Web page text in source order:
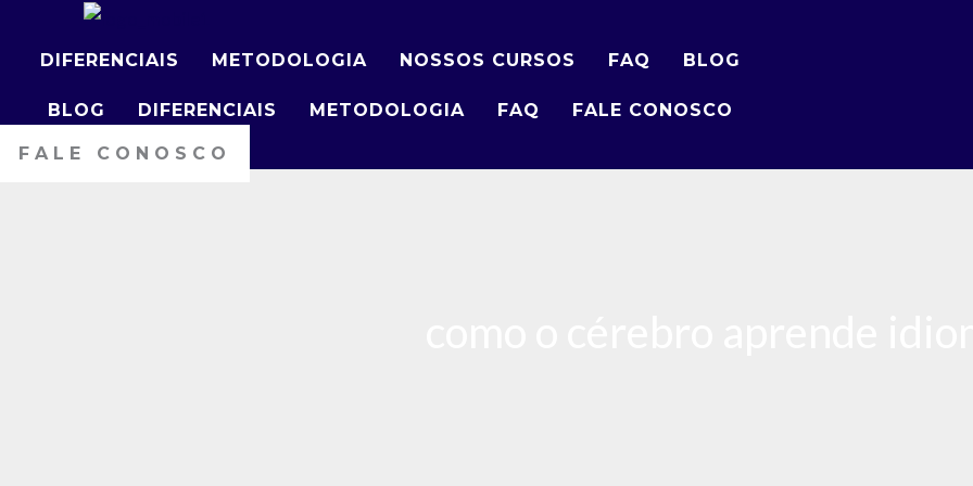
conteúdo
DIFERENCIAIS METODOLOGIA NOSSOS CURSOS FAQ BLOG
BLOG DIFERENCIAIS METODOLOGIA FAQ FALE CONOSCO
FALE CONOSCO